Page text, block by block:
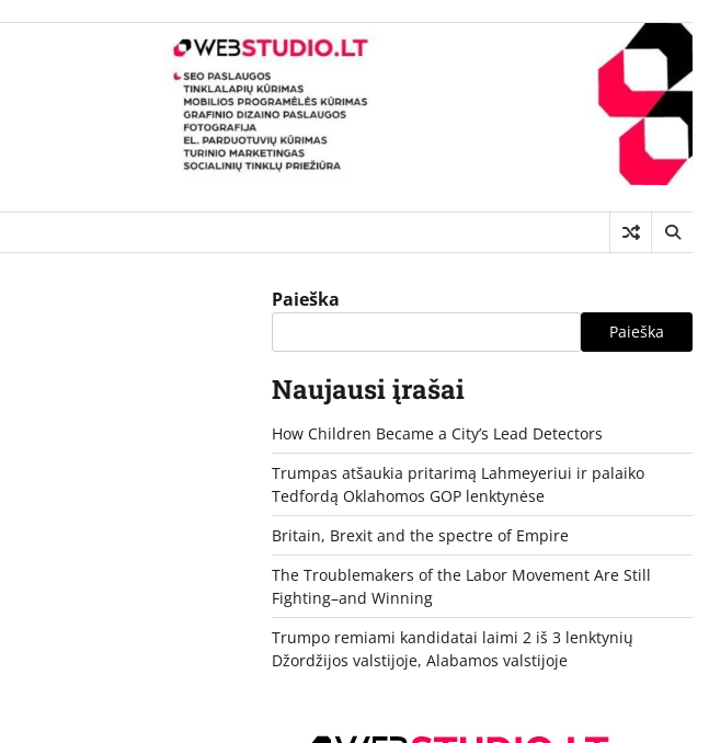
Paieška
Paieška
Naujausi įrašai
How Children Became a City’s Lead Detectors
Trumpas atšaukia pritarimą Lahmeyeriui ir palaiko
Tedfordą Oklahomos GOP lenktynėse
Britain, Brexit and the spectre of Empire
The Troublemakers of the Labor Movement Are Still
Fighting–and Winning
Trumpo remiami kandidatai laimi 2 iš 3 lenktynių
Džordžijos valstijoje, Alabamos valstijoje